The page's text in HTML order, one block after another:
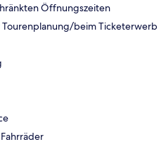
Öffnungszeiten
beim Ticketerwerb